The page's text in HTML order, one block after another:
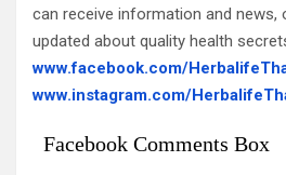
can receive information and news,
updated about quality health
www.facebook.com/
www.instagram.com/
Facebook Comments Box